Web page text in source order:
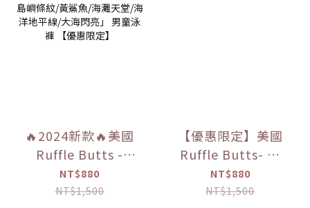
🔥2024新款🔥美國
Ruffle Butts -
「水綠色/薄荷綠/矢
車菊藍格/海軍藍格
NT$880
NT$1,500
【優惠限定】美國
Ruffle Butts- 白
色/海軍藍 短袖泳衣
NT$880
NT$1,500